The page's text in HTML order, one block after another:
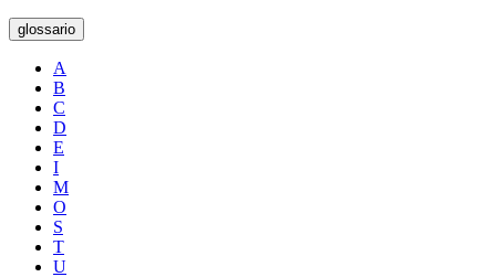
glossario
A
B
C
D
E
I
M
O
S
T
U